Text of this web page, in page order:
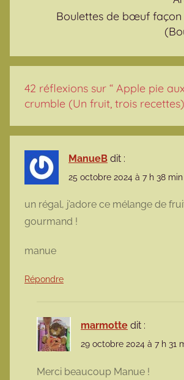
Boulettes de bœuf
42 réflexions sur “ Apple pie
crumble (Un fruit, trois recettes)
ManueB dit :
25 octobre 2024 à 7 h 38 min
un régal, j’adore ce mélange de
gourmand !
manue
Répondre
marmotte dit :
29 octobre 2024 à 7 h 31
Merci beaucoup Manue !